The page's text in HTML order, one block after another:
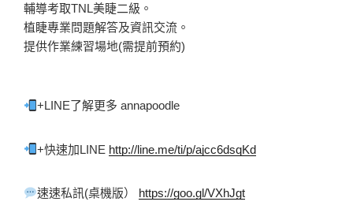
輔導考取TNL美睫二級。
植睫專業問題解答及資訊交流。
提供作業練習場地(需提前預約)
+LINE了解更多 annapoodle
+快速加LINE http://line.me/ti/p/ajcc6dsqKd
速速私訊(桌機版） https://goo.gl/VXhJgt